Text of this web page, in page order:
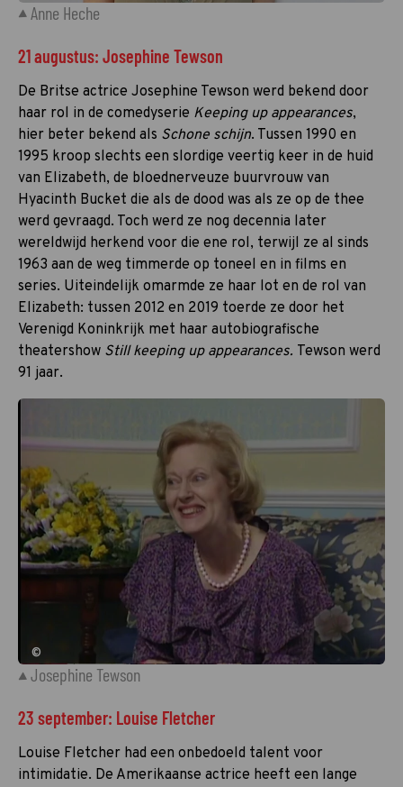
Anne Heche
21 augustus: Josephine Tewson
De Britse actrice Josephine Tewson werd bekend door
haar rol in de comedyserie Keeping up appearances,
hier beter bekend als Schone schijn. Tussen 1990 en
1995 kroop slechts een slordige veertig keer in de huid
van Elizabeth, de bloednerveuze buurvrouw van
Hyacinth Bucket die als de dood was als ze op de thee
werd gevraagd. Toch werd ze nog decennia later
wereldwijd herkend voor die ene rol, terwijl ze al sinds
1963 aan de weg timmerde op toneel en in films en
series. Uiteindelijk omarmde ze haar lot en de rol van
Elizabeth: tussen 2012 en 2019 toerde ze door het
Verenigd Koninkrijk met haar autobiografische
theatershow Still keeping up appearances. Tewson werd
91 jaar.
©
Josephine Tewson
23 september: Louise Fletcher
Louise Fletcher had een onbedoeld talent voor
intimidatie. De Amerikaanse actrice heeft een lange